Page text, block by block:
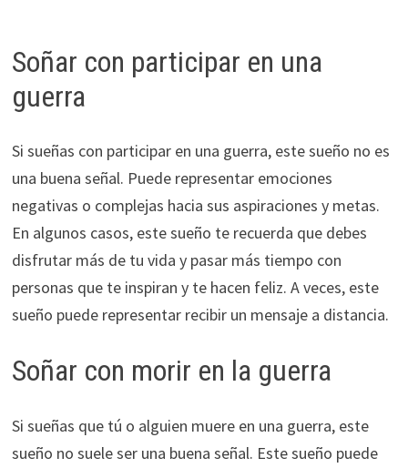
Soñar con participar en una
guerra
Si sueñas con participar en una guerra, este sueño no es
una buena señal. Puede representar emociones
negativas o complejas hacia sus aspiraciones y metas.
En algunos casos, este sueño te recuerda que debes
disfrutar más de tu vida y pasar más tiempo con
personas que te inspiran y te hacen feliz. A veces, este
sueño puede representar recibir un mensaje a distancia.
Soñar con morir en la guerra
Si sueñas que tú o alguien muere en una guerra, este
sueño no suele ser una buena señal. Este sueño puede